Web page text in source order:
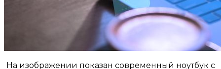
На изображении показан современный ноутбук с